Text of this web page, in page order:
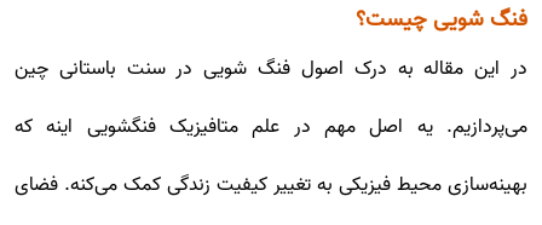
فنگ شویی چیست؟
در این مقاله به درک اصول فنگ شویی در سنت باستانی چین
می‌پردازیم. یه اصل مهم در علم متافیزیک فنگشویی اینه که
بهینه‌سازی محیط فیزیکی به تغییر کیفیت زندگی کمک می‌کنه. فضای